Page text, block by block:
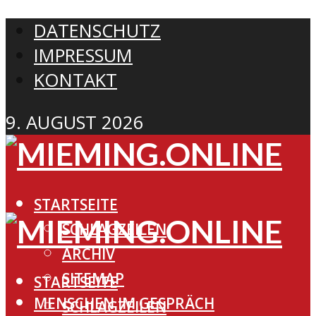
DATENSCHUTZ
IMPRESSUM
KONTAKT
9. AUGUST 2026
STARTSEITE
SCHLAGZEILEN
ARCHIV
SITEMAP
MENSCHEN IM GESPRÄCH
STARTSEITE
SCHLAGZEILEN